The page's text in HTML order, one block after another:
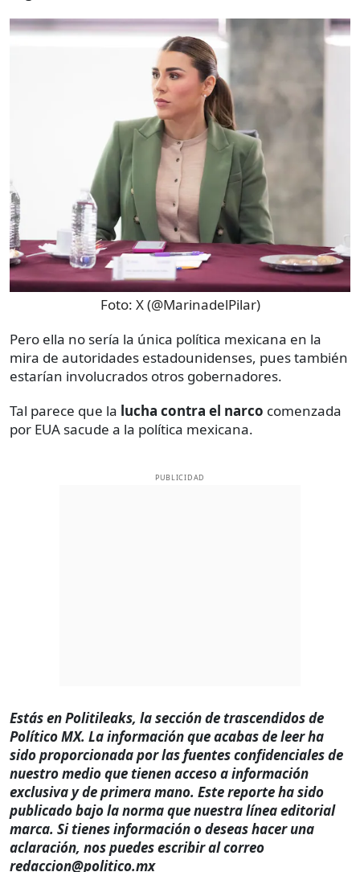
Foto: X (@MarinadelPilar)
Pero ella no sería la única política mexicana en la
mira de autoridades estadounidenses, pues también
estarían involucrados otros gobernadores.
Tal parece que la lucha contra el narco comenzada
por EUA sacude a la política mexicana.
PUBLICIDAD
Estás en Politileaks, la sección de trascendidos de
Político MX. La información que acabas de leer ha
sido proporcionada por las fuentes confidenciales de
nuestro medio que tienen acceso a información
exclusiva y de primera mano. Este reporte ha sido
publicado bajo la norma que nuestra línea editorial
marca. Si tienes información o deseas hacer una
aclaración, nos puedes escribir al correo
redaccion@politico.mx